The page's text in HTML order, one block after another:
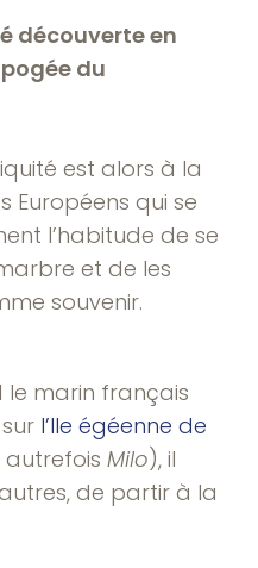
découverte en
du
est alors à la
Européens qui se
l’habitude de se
et de les
souvenir.
le marin français
l’Ile égéenne de
autrefoisMilo), il
de partir à la